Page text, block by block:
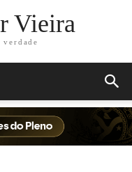
Vieira
verdade